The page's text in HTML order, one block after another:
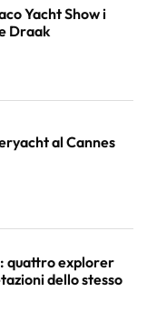
Yacht Show i
Draak
al Cannes
quattro explorer
dello stesso